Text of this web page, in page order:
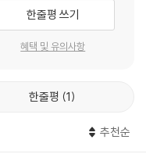
자료이긴 하지만 그중에서
된 원전을 영어로 번역한
기 위해 작가가 얼마나 문헌
고 표현하는 남다른 추상
는 능력에서 과학도다운 면
한줄평 쓰기
혜택 및 유의사항
한줄평 1
추천순